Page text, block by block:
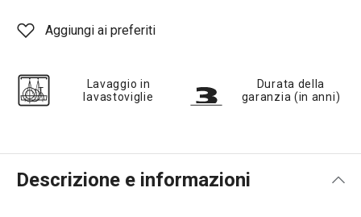
Aggiungi ai preferiti
Lavaggio in
lavastoviglie
Durata della
garanzia (in anni)
Descrizione e informazioni